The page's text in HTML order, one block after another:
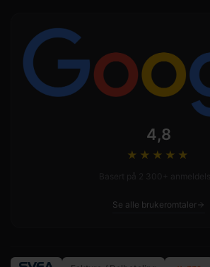
4,8
★★★★ ★
Se alle brukeromtaler